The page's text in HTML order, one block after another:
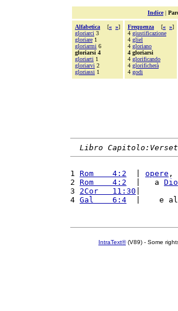
Indice|
Alfabetica [« »]
gloriarci 3
gloriare 1
gloriarmi 6
gloriarsi 4
gloriarti 1
gloriarvi 2
gloriassi 1
Frequenza [« »]
4 giustificazione
4 gliel
4 gloriano
4 gloriarsi
4 glorificando
4 glorificherà
4 godi
Libro
1 Rom    4:2 opere ,
2 Rom    4:2
  |   a
Dio
3 2Cor   11:30 |
4 Gal    6:4
|    e
IntraText®(V89) - Some